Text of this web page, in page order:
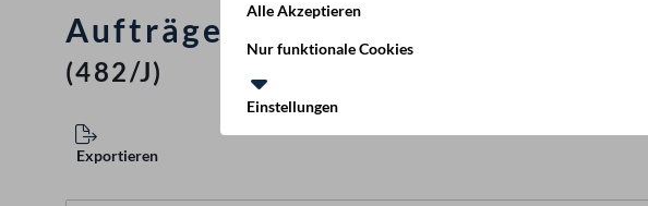
Alle Akzeptieren
Nur funktionale Cookies
Einstellungen
Aufträge an das
(482/J)
Exportieren